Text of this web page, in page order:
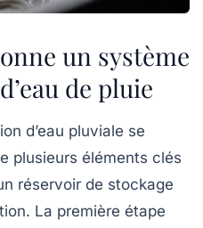
un système
de pluie
d’eau pluviale se
plusieurs éléments clés
réservoir de stockage
La première étape